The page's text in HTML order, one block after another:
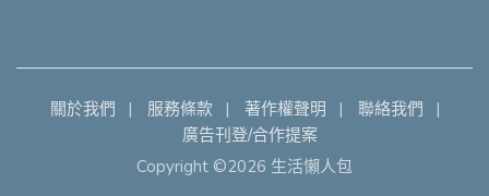
關於我們 服務條款 著作權聲明
聯絡我們
廣告刊登/合作提案
Copyright ©2026 生活懶人包